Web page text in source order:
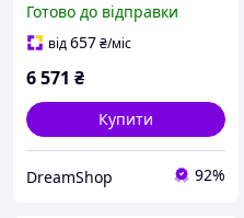
Готово до відправки
від657₴/міс
6 571 ₴
Купити
DreamShop 92%